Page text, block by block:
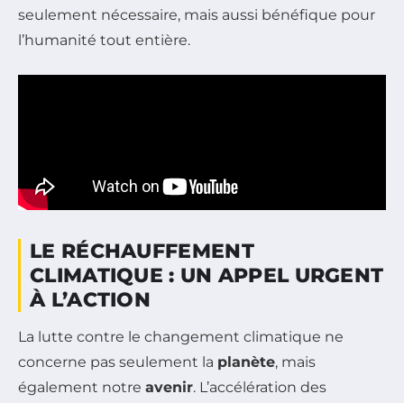
seulement nécessaire, mais aussi bénéfique pour
l’humanité tout entière.
LE RÉCHAUFFEMENT
CLIMATIQUE : UN APPEL URGENT
À L’ACTION
La lutte contre le changement climatique ne
concerne pas seulement la planète, mais
également notre avenir. L’accélération des